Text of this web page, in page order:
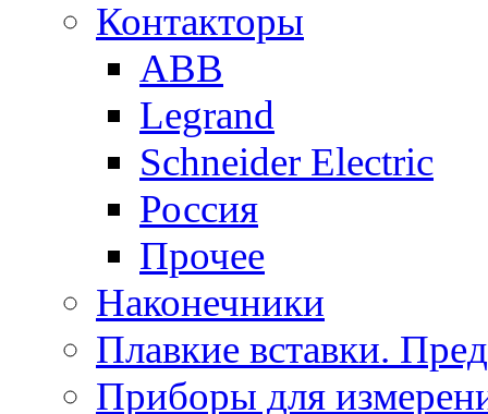
Контакторы
ABB
Legrand
Schneider Electric
Россия
Прочее
Наконечники
Плавкие вставки.
Приборы для